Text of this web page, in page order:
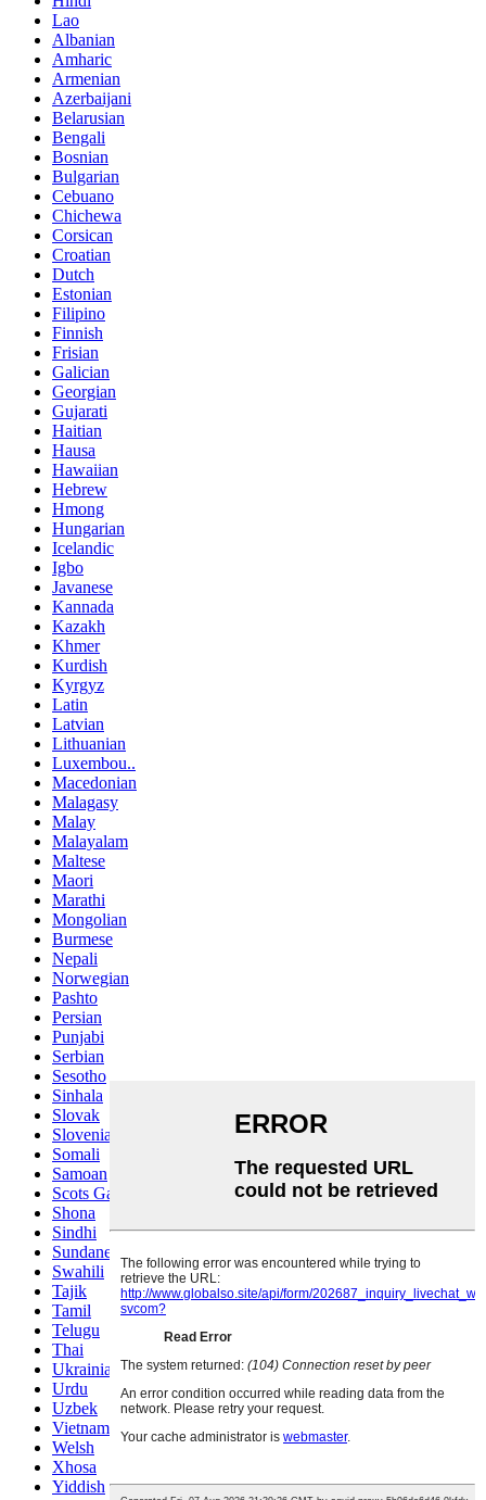
Lao
Albanian
Amharic
Armenian
Azerbaijani
Belarusian
Bengali
Bosnian
Bulgarian
Cebuano
Chichewa
Corsican
Croatian
Dutch
Estonian
Filipino
Finnish
Frisian
Galician
Georgian
Gujarati
Haitian
Hausa
Hawaiian
Hebrew
Hmong
Hungarian
Icelandic
Igbo
Javanese
Kannada
Kazakh
Khmer
Kurdish
Kyrgyz
Latin
Latvian
Lithuanian
Luxembou..
Macedonian
Malagasy
Malay
Malayalam
Maltese
Maori
Marathi
Mongolian
Burmese
Nepali
Norwegian
Pashto
Persian
Punjabi
Serbian
Sesotho
Sinhala
Slovak
Slovenian
Somali
Samoan
Scots Gaelic
Shona
Sindhi
Sundanese
Swahili
Tajik
Tamil
Telugu
Thai
Ukrainian
Urdu
Uzbek
Vietnamese
Welsh
Xhosa
Yiddish